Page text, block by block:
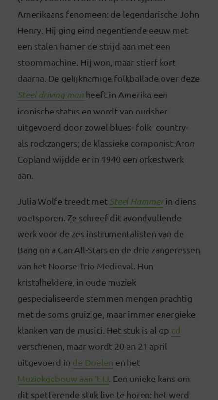
Amerikaans fenomeen: de legendarische John
Henry. Hij ging eind negentiende eeuw met
een stalen hamer de strijd aan met een
stoommachine. Hij won, maar stierf kort
daarna. De gelijknamige folkballade over deze
Steel driving manheeft in Amerika een
iconische status en wordt van oudsher
uitgevoerd door zowel blues- folk- country-
als rockzangers; de klassieke componist Aron
Copland wijdde er in 1940 een orkestwerk
aan.
Julia Wolfe treedt met Steel Hammerin diens
voetsporen. Ze schreef dit avondvullende
werk voor de zes instrumentalisten van de
Bang on a Can All-Stars en de drie zangeressen
van het Noorse Trio Medieval. Hun
kristalheldere, in oude muziek
gespecialiseerde stemmen mengen prachtig
met de soms gruizige, maar immer energieke
klanken van de musici. Het stuk is al op cd
verschenen, maar wordt 20 en 21 april
uitgevoerd in de Doelen en het
Muziekgebouw aan ’t IJ . Een unieke kans om
dit spetterende stuk live te horen: het werd